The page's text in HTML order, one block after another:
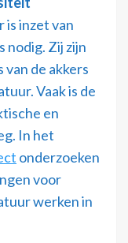
is inzet van
nodig. Zij zijn
de akkers
Vaak is de
en
In het
onderzoeken
voor
werken in